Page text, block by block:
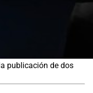
publicación de dos